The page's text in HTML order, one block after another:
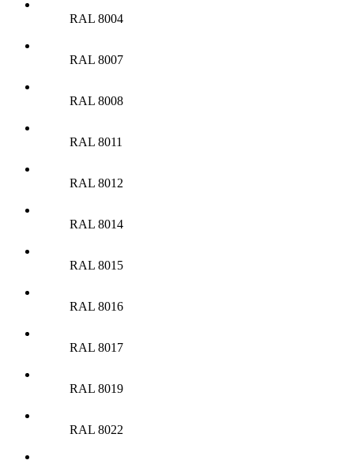
RAL 8004
RAL 8007
RAL 8008
RAL 8011
RAL 8012
RAL 8014
RAL 8015
RAL 8016
RAL 8017
RAL 8019
RAL 8022